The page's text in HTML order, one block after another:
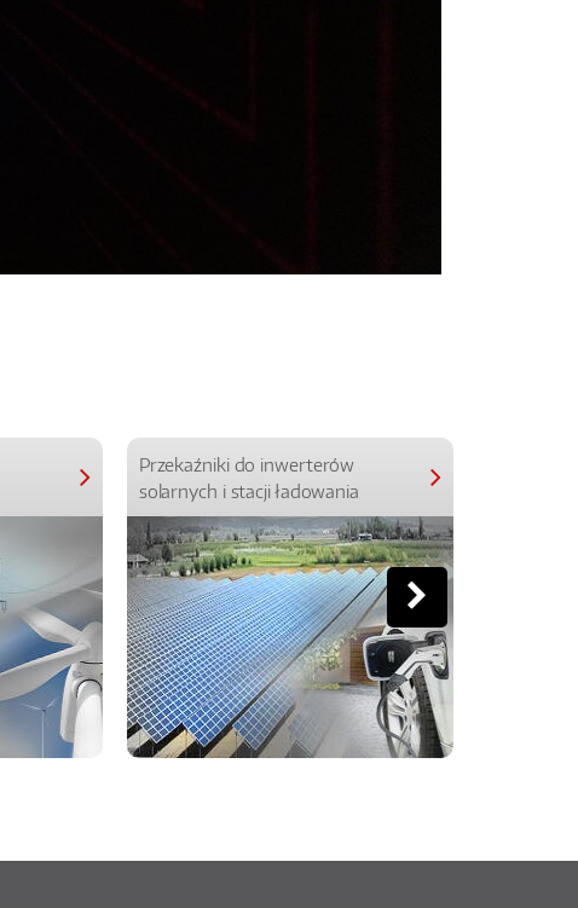
Przekaźniki do inwerterów
solarnych i stacji ładowania